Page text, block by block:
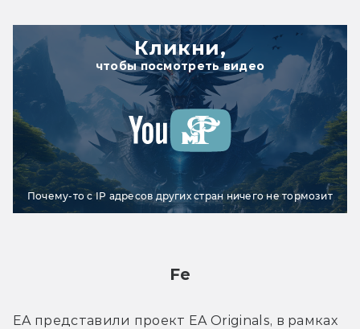
Кликни,
чтобы посмотреть видео
Почему-то с IP адресов других стран ничего не тормозит
Fe
EA представили проект EA Originals, в рамках